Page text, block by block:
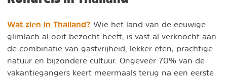
Wat zien in Thailand? Wie het land van de eeuwige
glimlach al ooit bezocht heeft, is vast al verknocht aan
de combinatie van gastvrijheid, lekker eten, prachtige
natuur en bijzondere cultuur. Ongeveer 70% van de
vakantiegangers keert meermaals terug na een eerste